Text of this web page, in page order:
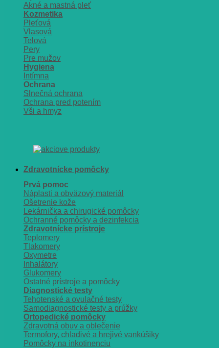
Akné a mastná pleť
Kozmetika
Pleťová
Vlasová
Telová
Pery
Pre mužov
Hygiena
Intímna
Ochrana
Slnečná ochrana
Ochrana pred potením
Vši a hmyz
Zdravotnícke pomôcky
Prvá pomoc
Náplasti a obväzový materiál
Ošetrenie kože
Lekárnička a chirugické pomôcky
Ochranné pomôcky a dezinfekcia
Zdravotnícke prístroje
Teplomery
Tlakomery
Oxymetre
Inhalátory
Glukomery
Ostatné prístroje a pomôcky
Diagnostické testy
Tehotenské a ovulačné testy
Samodiagnostické testy a prúžky
Ortopedické pomôcky
Zdravotná obuv a oblečenie
Termofory, chladivé a hrejivé vankúšiky
Pomôcky na inkotinenciu